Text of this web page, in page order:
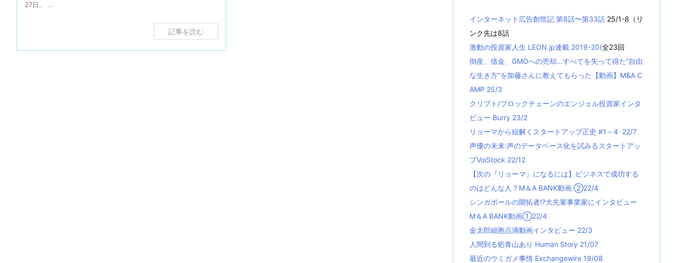
27日、 ...
記事を読む
インターネット広告創世記 第8話〜第33話 25/1-8（リ
ンク先は8話
激動の投資家人生 LEON.jp連載 2019-20(全23回
倒産、借金、GMOへの売却...すべてを失って得た”自由
な生き方”を加藤さんに教えてもらった【動画】M&A C
AMP 25/3
クリプト/ブロックチェーンのエンジェル投資家インタ
ビュー Burry 23/2
リョーマから紐解くスタートアップ正史 #1～4 22/7
声優の未来:声のデータベース化を試みるスタートアッ
プVoiStock 22/12
【次の『リョーマ』になるには】ビジネスで成功する
のはどんな人？M＆A BANK動画 ②22/4
シンガポールの開拓者!?大先輩事業家にインタビュー
M＆A BANK動画①22/4
金太郎細胞点滴動画インタビュー 22/3
人間到る処青山あり Human Story 21/07
最近のウミガメ事情 Exchangewire 19/08